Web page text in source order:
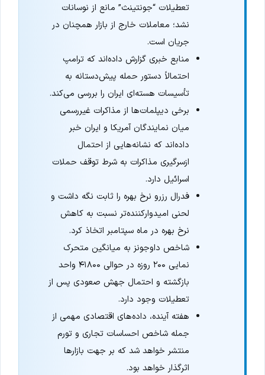
تعطیلات “جونتینث” مانع از نوسانات
نشد؛ معاملات خارج از بازار همچنان در
جریان است.
منابع خبری گزارش داده‌اند که ترامپ
احتمالاً دستور حمله پیش‌دستانه به
تأسیسات هسته‌ای ایران را بررسی می‌کند.
برخی دیپلمات‌ها از مذاکرات غیررسمی
میان نمایندگان آمریکا و ایران خبر
داده‌اند که نشانه‌هایی از احتمال
ازسرگیری مذاکرات به شرط توقف حملات
اسرائیل دارد.
فدرال رزرو نرخ بهره را ثابت نگه داشت و
لحنی امیدوارکننده‌تر نسبت به کاهش
نرخ بهره در ماه سپتامبر اتخاذ کرد.
شاخص داوجونز به میانگین متحرک
نمایی ۲۰۰ روزه در حوالی ۴۱۸۰۰ واحد
بازگشته و احتمال جهش صعودی پس از
تعطیلات وجود دارد.
هفته آینده، داده‌های اقتصادی مهمی از
جمله شاخص احساسات تجاری و تورم
منتشر خواهد شد که بر جهت بازارها
اثرگذار خواهد بود.